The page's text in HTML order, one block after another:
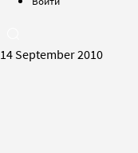
14 September 2010